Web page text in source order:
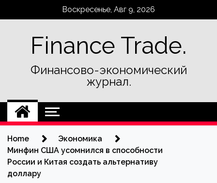
Воскресенье, Авг 9, 2026
Finance Trade.
Финансово-экономический
журнал.
Home
Экономика
Минфин США усомнился в способности
России и Китая создать альтернативу
доллару